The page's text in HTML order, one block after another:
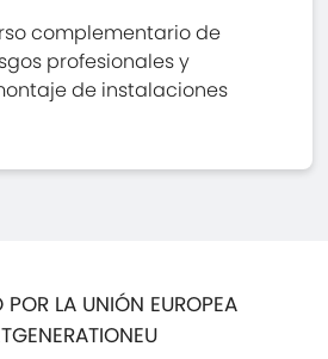
complementario de
profesionales y
de instalaciones
LA UNIÓN EUROPEA